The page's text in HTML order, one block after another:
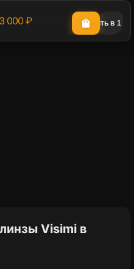
3 000 ₽ shopping_bag
shopping_cart_checkout
Купить в 1
Visimi в